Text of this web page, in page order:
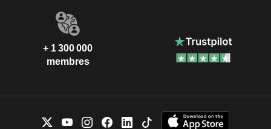
+ 1 300 000
membres